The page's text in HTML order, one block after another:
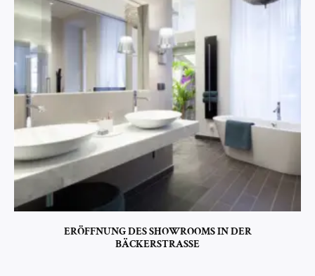
ERÖFFNUNG DES SHOWROOMS IN DER
BÄCKERSTRASSE